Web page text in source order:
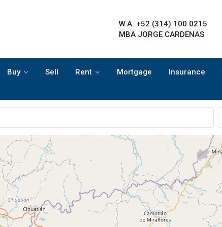
W.A. +52 (314) 100 0215
MBA JORGE CARDENAS
Buy Sell Rent Mortgage Insurance